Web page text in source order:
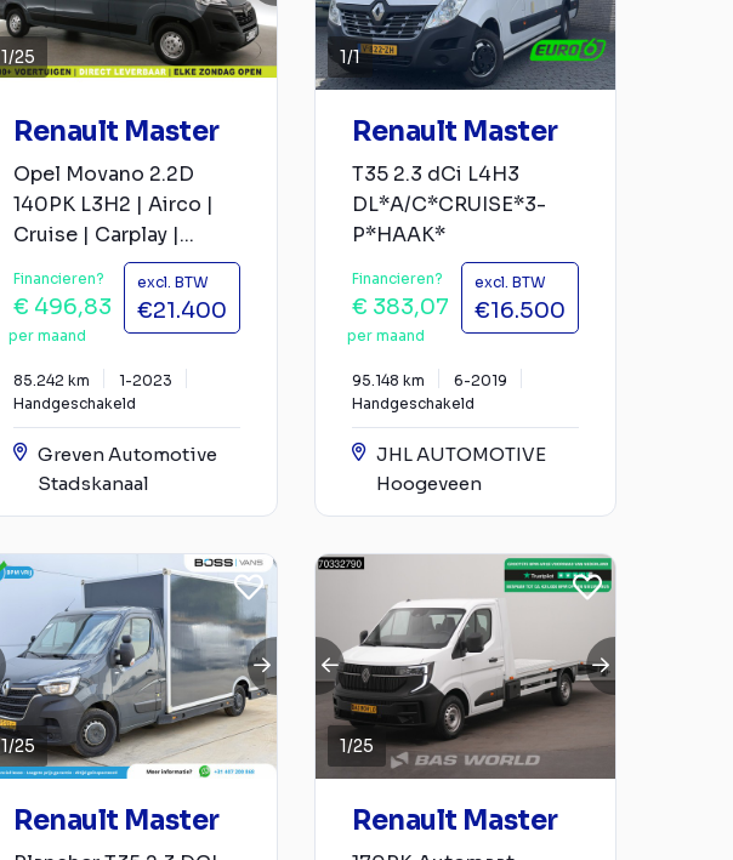
1/25
Renault Master
Opel Movano 2.2D
140PK L3H2 | Airco |
Cruise | Carplay |...
Financieren?
€ 496,83
per maand
excl. BTW
€21.400
85.242 km
1-2023
Handgeschakeld
Greven Automotive
Stadskanaal
1/1
Renault Master
T35 2.3 dCi L4H3
DL*A/C*CRUISE*3-
P*HAAK*
Financieren?
€ 383,07
per maand
excl. BTW
€16.500
95.148 km
6-2019
Handgeschakeld
JHL AUTOMOTIVE
Hoogeveen
1/25
Renault Master
1/25
Renault Master